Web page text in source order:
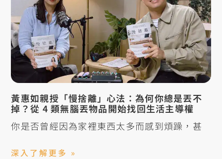
黃惠如親授「慢捨離」心法：為何你總是丟不
掉？從 4 類無腦丟物品開始找回生活主導權
你是否曾經因為家裡東西太多而感到煩躁，甚
深入了解更多 »